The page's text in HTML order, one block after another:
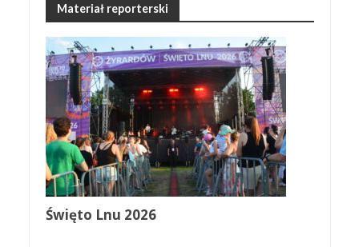
Materiał reporterski
Święto Lnu 2026